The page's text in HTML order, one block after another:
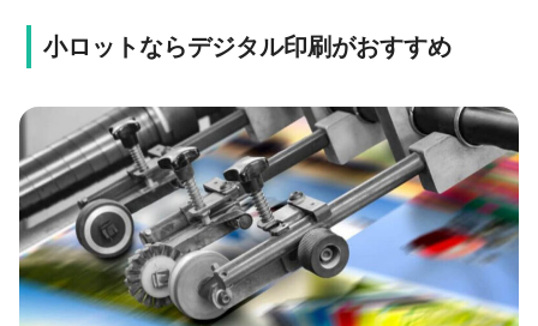
小ロットならデジタル印刷がおすすめ